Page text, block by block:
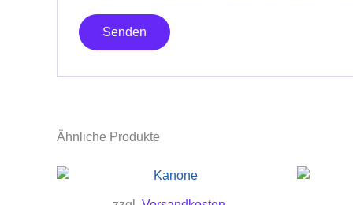
Ähnliche Produkte